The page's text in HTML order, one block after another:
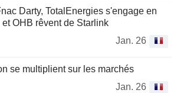
Darty, TotalEnergies s'engage en
OHB rêvent de Starlink
Jan. 26
se multiplient sur les marchés
Jan. 26